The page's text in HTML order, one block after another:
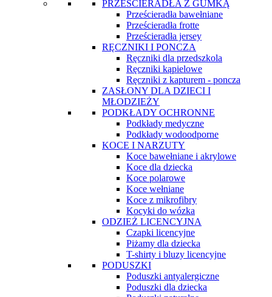
PRZEŚCIERADŁA Z GUMKĄ
Prześcieradła bawełniane
Prześcieradła frotte
Prześcieradła jersey
RĘCZNIKI I PONCZA
Ręczniki dla przedszkola
Ręczniki kąpielowe
Ręczniki z kapturem - poncza
ZASŁONY DLA DZIECI I
MŁODZIEŻY
PODKŁADY OCHRONNE
Podkłady medyczne
Podkłady wodoodporne
KOCE I NARZUTY
Koce bawełniane i akrylowe
Koce dla dziecka
Koce polarowe
Koce wełniane
Koce z mikrofibry
Kocyki do wózka
ODZIEŻ LICENCYJNA
Czapki licencyjne
Piżamy dla dziecka
T-shirty i bluzy licencyjne
PODUSZKI
Poduszki antyalergiczne
Poduszki dla dziecka